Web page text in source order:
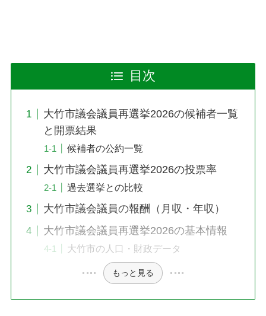
目次
大竹市議会議員再選挙2026の候補者一覧
と開票結果
候補者の公約一覧
大竹市議会議員再選挙2026の投票率
過去選挙との比較
大竹市議会議員の報酬（月収・年収）
大竹市議会議員再選挙2026の基本情報
大竹市の人口・財政データ
もっと見る